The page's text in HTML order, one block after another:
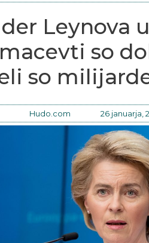
Leynova
so
so
Hudo.com 26 januarja,